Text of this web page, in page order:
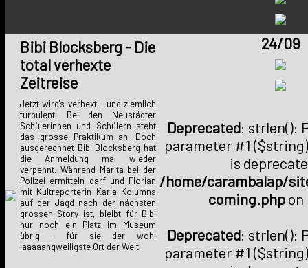
Bibi Blocksberg - Die
total verhexte
Zeitreise
Jetzt wird's verhext - und ziemlich
turbulent! Bei den Neustädter
Schülerinnen und Schülern steht
das grosse Praktikum an. Doch
ausgerechnet Bibi Blocksberg hat
die Anmeldung mal wieder
verpennt. Während Marita bei der
Polizei ermitteln darf und Florian
mit Kultreporterin Karla Kolumna
auf der Jagd nach der nächsten
grossen Story ist, bleibt für Bibi
nur noch ein Platz im Museum
übrig - für sie der wohl
laaaaangweiligste Ort der Welt.
24/09
Deprecated: strlen():
parameter #1
is
/home/carambalap/
coming.phpon
Deprecated: strlen():
parameter #1